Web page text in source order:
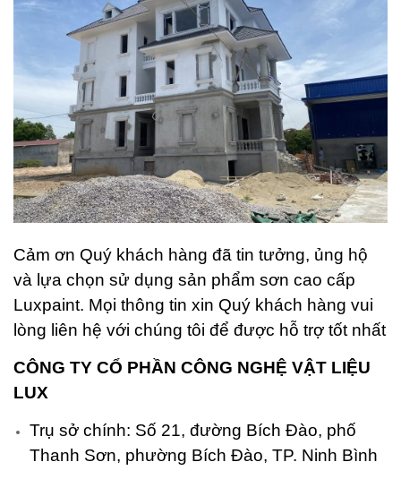
Cảm ơn Quý khách hàng đã tin tưởng, ủng hộ
và lựa chọn sử dụng sản phẩm sơn cao cấp
Luxpaint. Mọi thông tin xin Quý khách hàng vui
lòng liên hệ với chúng tôi để được hỗ trợ tốt nhất
CÔNG TY CỔ PHẦN CÔNG NGHỆ VẬT LIỆU
LUX
Trụ sở chính: Số 21, đường Bích Đào, phố
Thanh Sơn, phường Bích Đào, TP. Ninh Bình